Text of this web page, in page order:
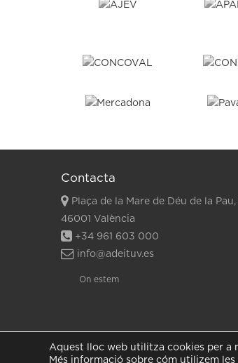
Contacta
Plaça de la Mare de Déu de la Pau,
46001 València
+34 961 603 000
info@adeituv.es
On estem
Aquest lloc web utilitza cookies per a
Més informació sobre cóm utilizem